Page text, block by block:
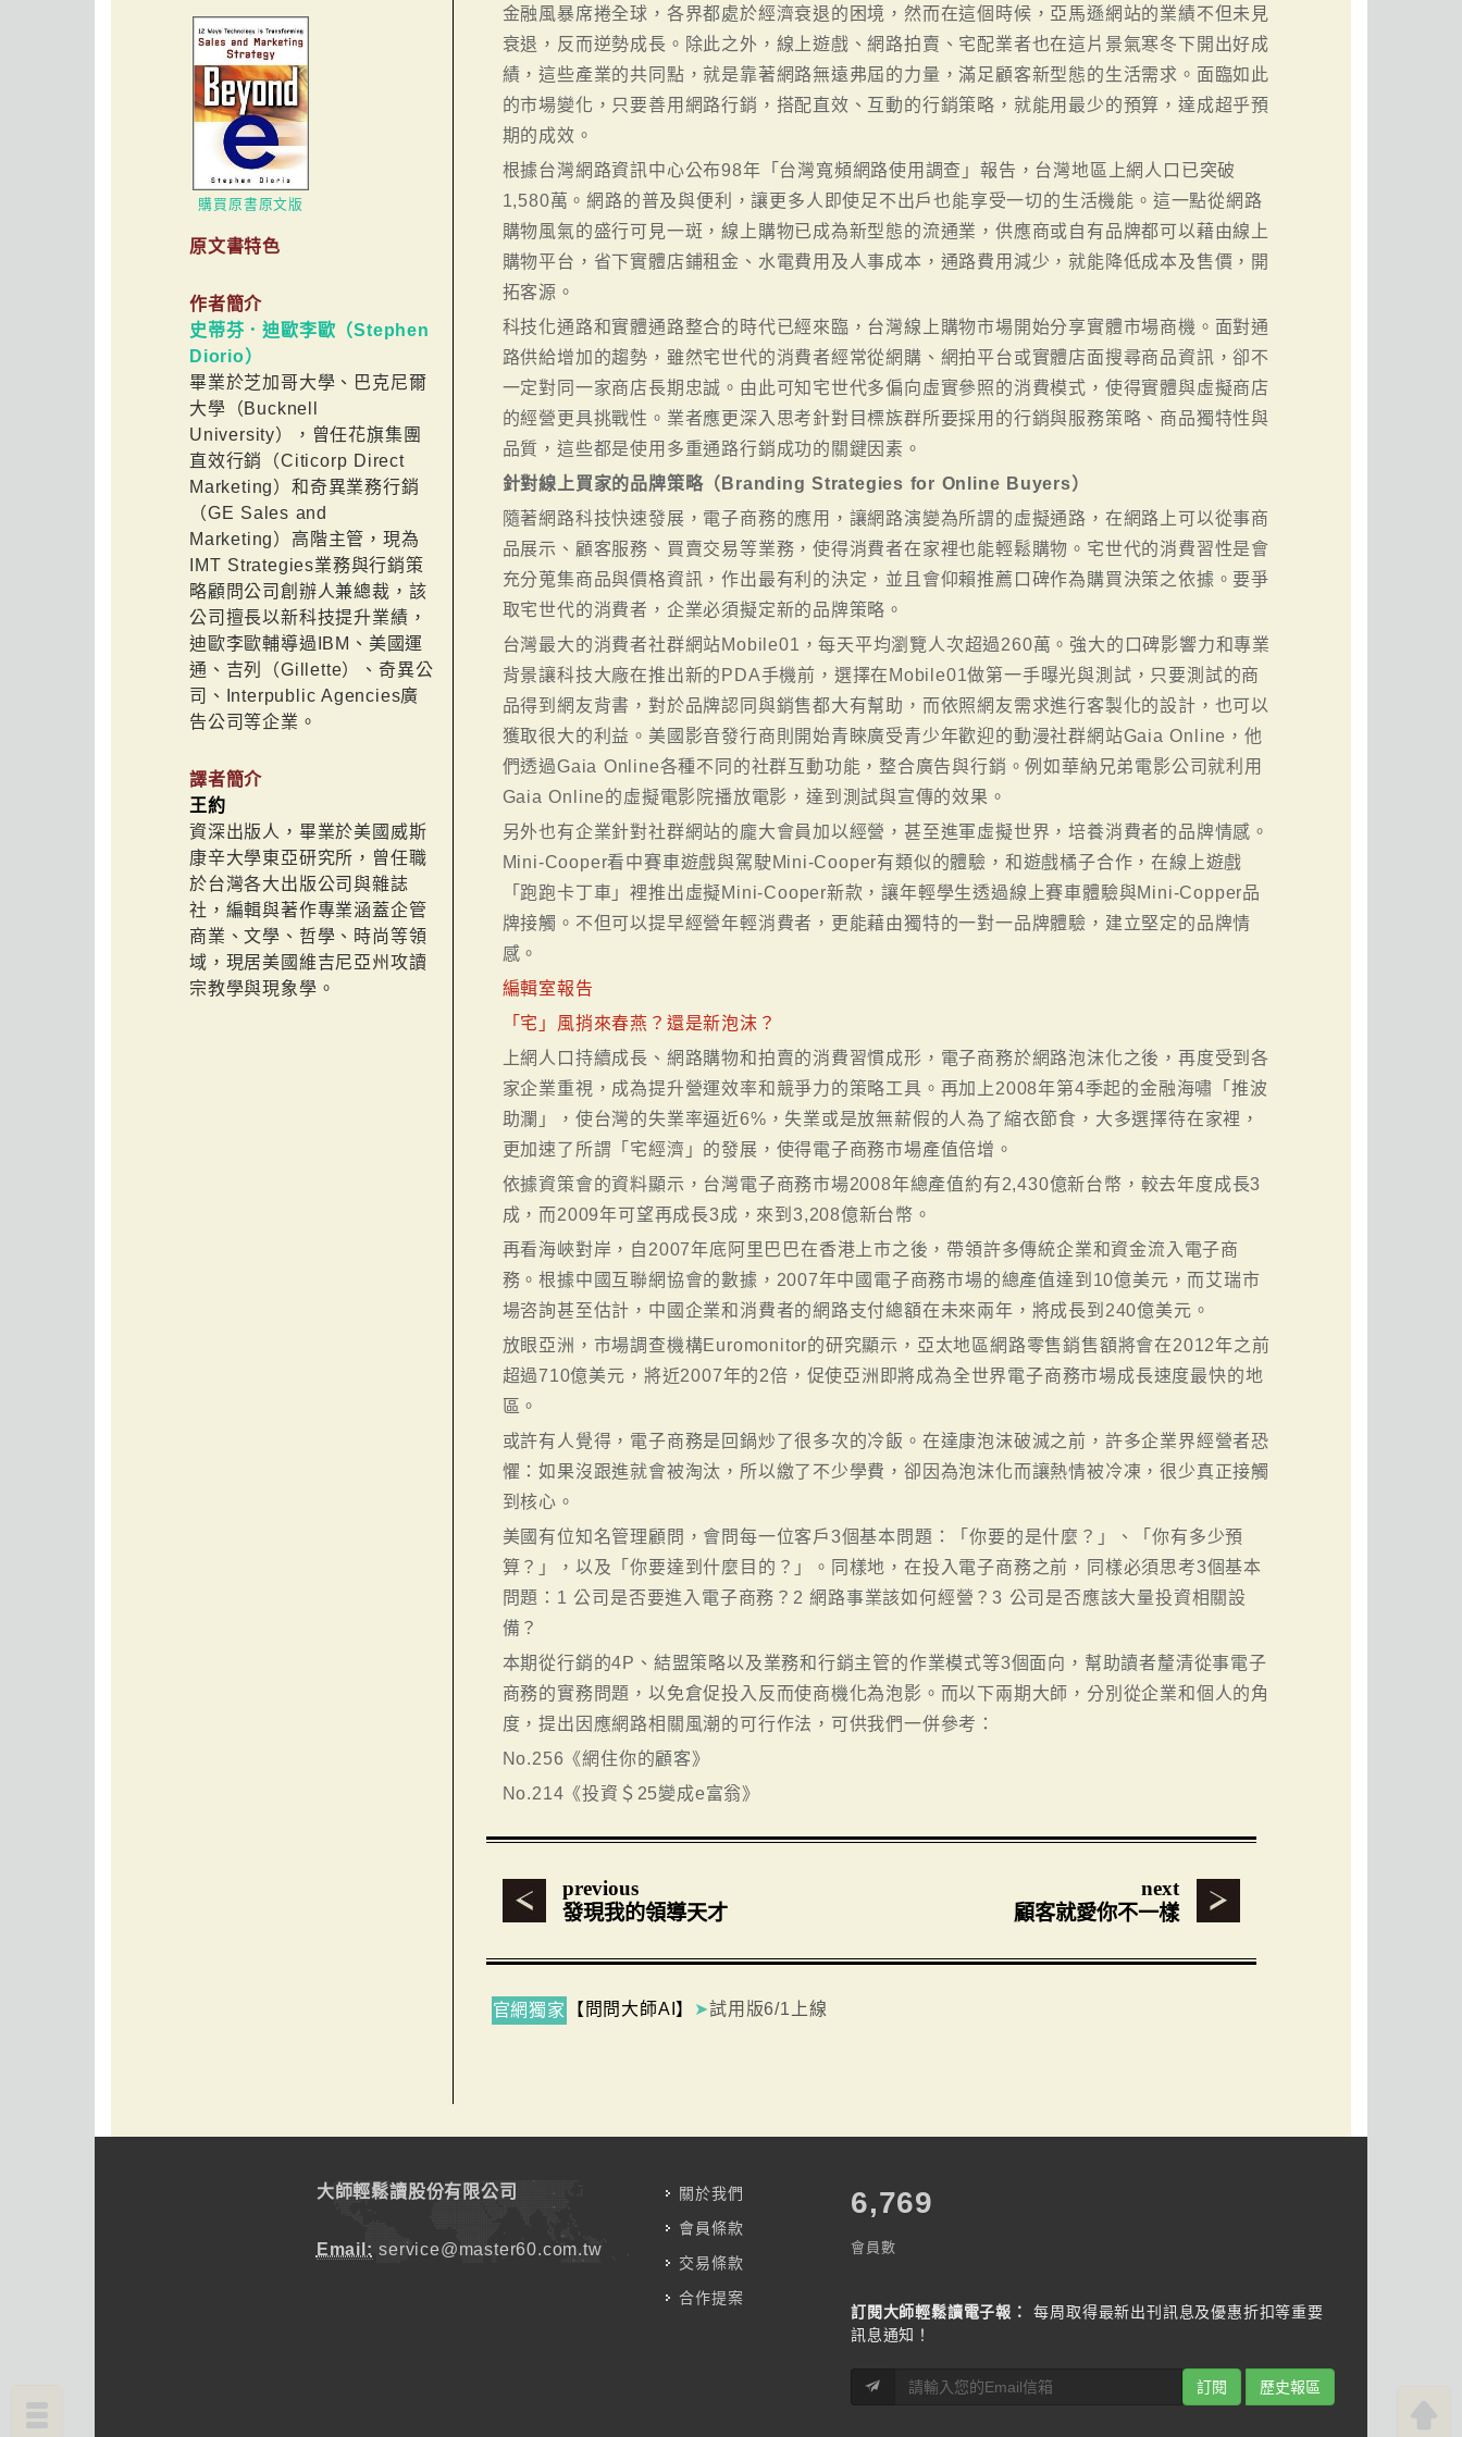
購買原書原文版
原文書特色
作者簡介
史蒂芬．迪歐李歐（Stephen
Diorio）
畢業於芝加哥大學、巴克尼爾
大學（Bucknell
University），曾任花旗集團
直效行銷（Citicorp Direct
Marketing）和奇異業務行銷
（GE Sales and
Marketing）高階主管，現為
IMT Strategies業務與行銷策
略顧問公司創辦人兼總裁，該
公司擅長以新科技提升業績，
迪歐李歐輔導過IBM、美國運
通、吉列（Gillette）、奇異公
司、Interpublic Agencies廣
告公司等企業。
譯者簡介
王約
資深出版人，畢業於美國威斯
康辛大學東亞研究所，曾任職
於台灣各大出版公司與雜誌
社，編輯與著作專業涵蓋企管
商業、文學、哲學、時尚等領
域，現居美國維吉尼亞州攻讀
宗教學與現象學。
金融風暴席捲全球，各界都處於經濟衰退的困境，然而在這個時候，亞馬遜網站的業績不但未見
衰退，反而逆勢成長。除此之外，線上遊戲、網路拍賣、宅配業者也在這片景氣寒冬下開出好成
績，這些產業的共同點，就是靠著網路無遠弗屆的力量，滿足顧客新型態的生活需求。面臨如此
的市場變化，只要善用網路行銷，搭配直效、互動的行銷策略，就能用最少的預算，達成超乎預
期的成效。
根據台灣網路資訊中心公布98年「台灣寬頻網路使用調查」報告，台灣地區上網人口已突破
1,580萬。網路的普及與便利，讓更多人即使足不出戶也能享受一切的生活機能。這一點從網路
購物風氣的盛行可見一斑，線上購物已成為新型態的流通業，供應商或自有品牌都可以藉由線上
購物平台，省下實體店鋪租金、水電費用及人事成本，通路費用減少，就能降低成本及售價，開
拓客源。
科技化通路和實體通路整合的時代已經來臨，台灣線上購物市場開始分享實體市場商機。面對通
路供給增加的趨勢，雖然宅世代的消費者經常從網購、網拍平台或實體店面搜尋商品資訊，卻不
一定對同一家商店長期忠誠。由此可知宅世代多偏向虛實參照的消費模式，使得實體與虛擬商店
的經營更具挑戰性。業者應更深入思考針對目標族群所要採用的行銷與服務策略、商品獨特性與
品質，這些都是使用多重通路行銷成功的關鍵因素。
針對線上買家的品牌策略（Branding Strategies for Online Buyers）
隨著網路科技快速發展，電子商務的應用，讓網路演變為所謂的虛擬通路，在網路上可以從事商
品展示、顧客服務、買賣交易等業務，使得消費者在家裡也能輕鬆購物。宅世代的消費習性是會
充分蒐集商品與價格資訊，作出最有利的決定，並且會仰賴推薦口碑作為購買決策之依據。要爭
取宅世代的消費者，企業必須擬定新的品牌策略。
台灣最大的消費者社群網站Mobile01，每天平均瀏覽人次超過260萬。強大的口碑影響力和專業
背景讓科技大廠在推出新的PDA手機前，選擇在Mobile01做第一手曝光與測試，只要測試的商
品得到網友背書，對於品牌認同與銷售都大有幫助，而依照網友需求進行客製化的設計，也可以
獲取很大的利益。美國影音發行商則開始青睞廣受青少年歡迎的動漫社群網站Gaia Online，他
們透過Gaia Online各種不同的社群互動功能，整合廣告與行銷。例如華納兄弟電影公司就利用
Gaia Online的虛擬電影院播放電影，達到測試與宣傳的效果。
另外也有企業針對社群網站的龐大會員加以經營，甚至進軍虛擬世界，培養消費者的品牌情感。
Mini-Cooper看中賽車遊戲與駕駛Mini-Cooper有類似的體驗，和遊戲橘子合作，在線上遊戲
「跑跑卡丁車」裡推出虛擬Mini-Cooper新款，讓年輕學生透過線上賽車體驗與Mini-Copper品
牌接觸。不但可以提早經營年輕消費者，更能藉由獨特的一對一品牌體驗，建立堅定的品牌情
感。
編輯室報告
「宅」風捎來春燕？還是新泡沫？
上網人口持續成長、網路購物和拍賣的消費習慣成形，電子商務於網路泡沫化之後，再度受到各
家企業重視，成為提升營運效率和競爭力的策略工具。再加上2008年第4季起的金融海嘯「推波
助瀾」，使台灣的失業率逼近6%，失業或是放無薪假的人為了縮衣節食，大多選擇待在家裡，
更加速了所謂「宅經濟」的發展，使得電子商務市場產值倍增。
依據資策會的資料顯示，台灣電子商務市場2008年總產值約有2,430億新台幣，較去年度成長3
成，而2009年可望再成長3成，來到3,208億新台幣。
再看海峽對岸，自2007年底阿里巴巴在香港上市之後，帶領許多傳統企業和資金流入電子商
務。根據中國互聯網協會的數據，2007年中國電子商務市場的總產值達到10億美元，而艾瑞市
場咨詢甚至估計，中國企業和消費者的網路支付總額在未來兩年，將成長到240億美元。
放眼亞洲，市場調查機構Euromonitor的研究顯示，亞太地區網路零售銷售額將會在2012年之前
超過710億美元，將近2007年的2倍，促使亞洲即將成為全世界電子商務市場成長速度最快的地
區。
或許有人覺得，電子商務是回鍋炒了很多次的冷飯。在達康泡沫破滅之前，許多企業界經營者恐
懼：如果沒跟進就會被淘汰，所以繳了不少學費，卻因為泡沫化而讓熱情被冷凍，很少真正接觸
到核心。
美國有位知名管理顧問，會問每一位客戶3個基本問題：「你要的是什麼？」、「你有多少預
算？」，以及「你要達到什麼目的？」。同樣地，在投入電子商務之前，同樣必須思考3個基本
問題：1 公司是否要進入電子商務？2 網路事業該如何經營？3 公司是否應該大量投資相關設
備？
本期從行銷的4P、結盟策略以及業務和行銷主管的作業模式等3個面向，幫助讀者釐清從事電子
商務的實務問題，以免倉促投入反而使商機化為泡影。而以下兩期大師，分別從企業和個人的角
度，提出因應網路相關風潮的可行作法，可供我們一併參考：
No.256《網住你的顧客》
No.214《投資＄25變成e富翁》
previous
發現我的領導天才
next
顧客就愛你不一樣
官網獨家 【問問大師AI】 ➤試用版6/1上線
大師輕鬆讀股份有限公司
Email: service@master60.com.tw
關於我們
會員條款
交易條款
合作提案
7,787
會員數
訂閱大師輕鬆讀電子報：
每周取得最新出刊訊息及優惠折扣等重要
訊息通知！
訂閱 歷史報區